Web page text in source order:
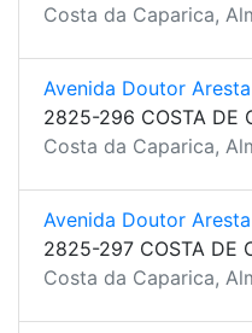
Costa da Caparica,
Avenida Doutor
2825-296 COSTA DE
Costa da Caparica,
Avenida Doutor
2825-297 COSTA DE
Costa da Caparica,